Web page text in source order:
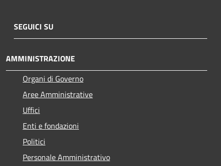
SEGUICI SU
AMMINISTRAZIONE
Organi di Governo
Aree Amministrative
Uffici
Enti e fondazioni
Politici
Personale Amministrativo